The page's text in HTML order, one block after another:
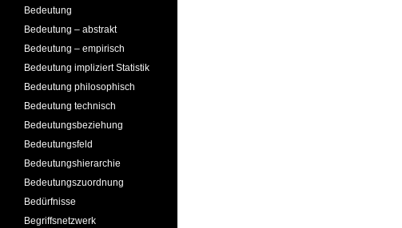
Bedeutung
Bedeutung – abstrakt
Bedeutung – empirisch
Bedeutung impliziert Statistik
Bedeutung philosophisch
Bedeutung technisch
Bedeutungsbeziehung
Bedeutungsfeld
Bedeutungshierarchie
Bedeutungszuordnung
Bedürfnisse
Begriffsnetzwerk